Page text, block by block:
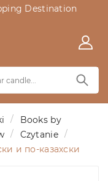
Destination
Books by
Czytanie
и по-казахски